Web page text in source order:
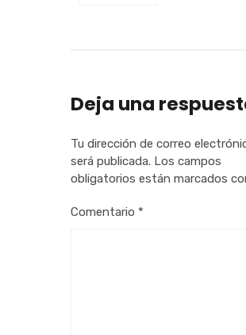
Deja una
Tu dirección de correo
será publicada. Los campos
obligatorios están marcados
Comentario *